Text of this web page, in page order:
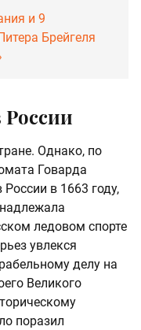
и 9
Брейгеля
России
Однако, по
Говарда
в 1663 году,
ледовом спорте
увлекся
делу на
Великого
поразил